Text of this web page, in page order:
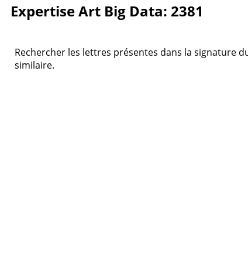
Expertise Art Big Data: 2381
Rechercher les lettres présentes dans la signature
similaire.